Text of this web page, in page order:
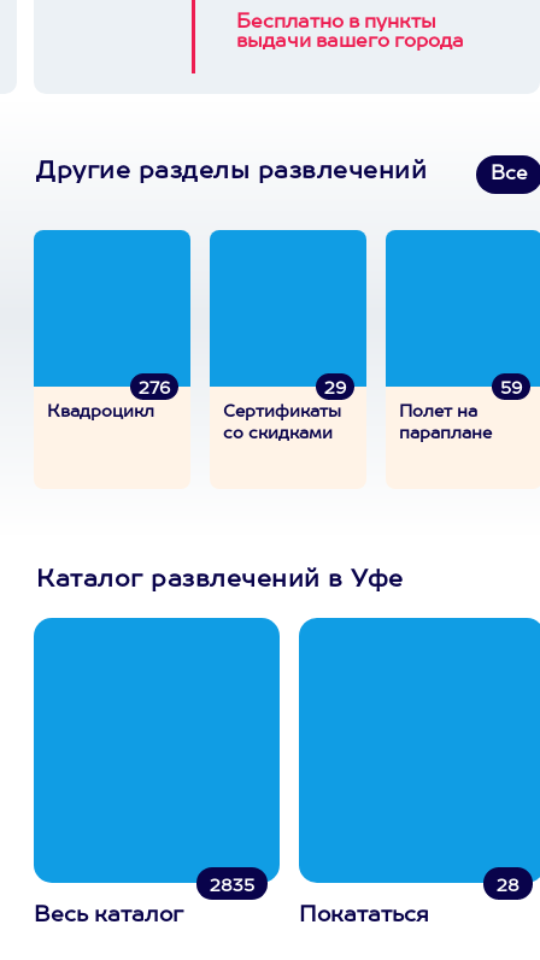
Бесплатно в пункты
выдачи вашего города
Другие разделы развлечений Все
276
Квадроцикл
29
Сертификаты
со скидками
59
Полет на
параплане
Каталог развлечений в Уфе
2835
Весь каталог
28
Покататься